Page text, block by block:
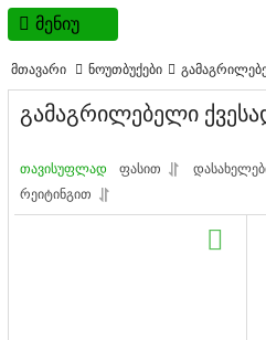
მენიუ
მთავარი ნოუთბუქები
გამაგრილებელი
თავისუფლად ფასით
რეიტინგით